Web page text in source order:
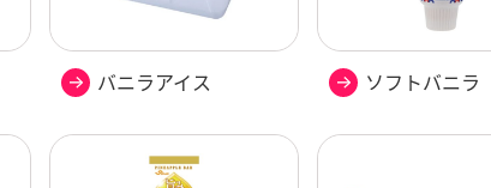
バニラアイス ソフトバニラ